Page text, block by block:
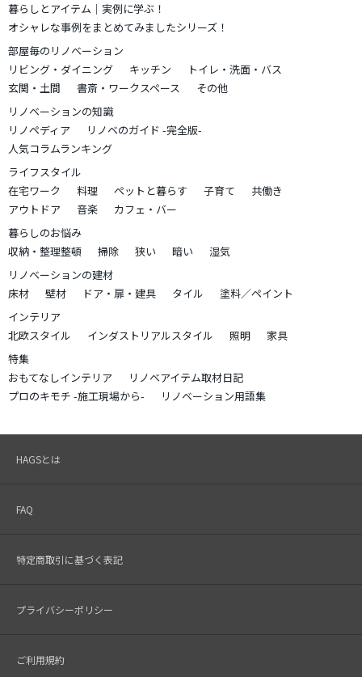
暮らしとアイテム｜実例に学ぶ！
オシャレな事例をまとめてみましたシリーズ！
部屋毎のリノベーション
リビング・ダイニング
キッチン
トイレ・洗面・バス
玄関・土間
書斎・ワークスペース
その他
リノベーションの知識
リノペディア
リノベのガイド -完全版-
人気コラムランキング
ライフスタイル
在宅ワーク
料理 ペットと暮らす 子育て
共働き
アウトドア
音楽
カフェ・バー
暮らしのお悩み
収納・整理整頓
掃除 狭い 暗い
湿気
リノベーションの建材
床材
壁材 ドア・扉・建具 タイル
塗料／ペイント
インテリア
北欧スタイル
インダストリアルスタイル 照明
家具
特集
おもてなしインテリア
リノベアイテム取材日記
プロのキモチ -施工現場から-
リノベーション用語集
HAGSとは
FAQ
特定商取引に基づく表記
プライバシーポリシー
ご利用規約